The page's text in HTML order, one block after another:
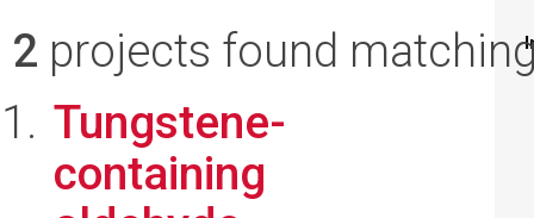
2 projects found
Tungstene-
containing